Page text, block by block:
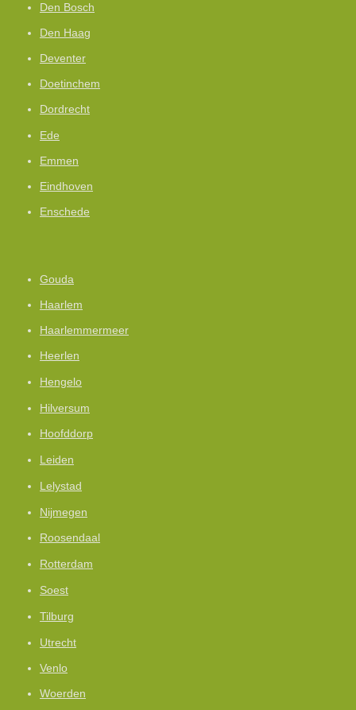
Den Bosch
Den Haag
Deventer
Doetinchem
Dordrecht
Ede
Emmen
Eindhoven
Enschede
Gouda
Haarlem
Haarlemmermeer
Heerlen
Hengelo
Hilversum
Hoofddorp
Leiden
Lelystad
Nijmegen
Roosendaal
Rotterdam
Soest
Tilburg
Utrecht
Venlo
Woerden